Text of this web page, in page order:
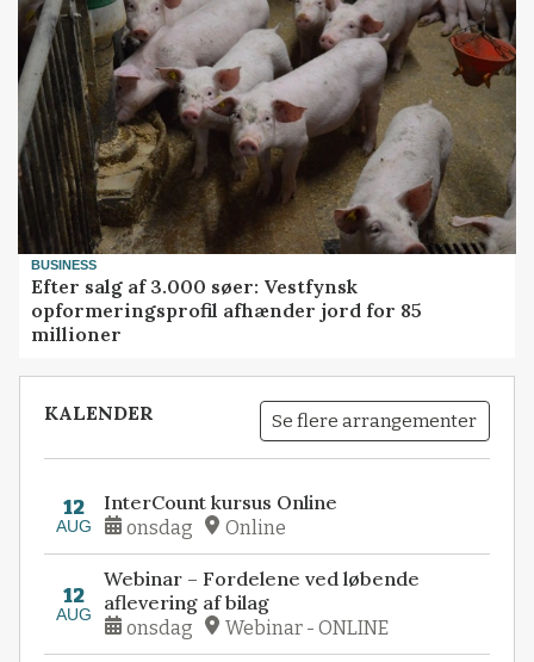
BUSINESS
Efter salg af 3.000 søer: Vestfynsk
opformeringsprofil afhænder jord for 85
millioner
KALENDER Se flere arrangementer
12
AUG
InterCount kursus Online
onsdag Online
12
AUG
Webinar – Fordelene ved løbende
aflevering af bilag
onsdag Webinar - ONLINE